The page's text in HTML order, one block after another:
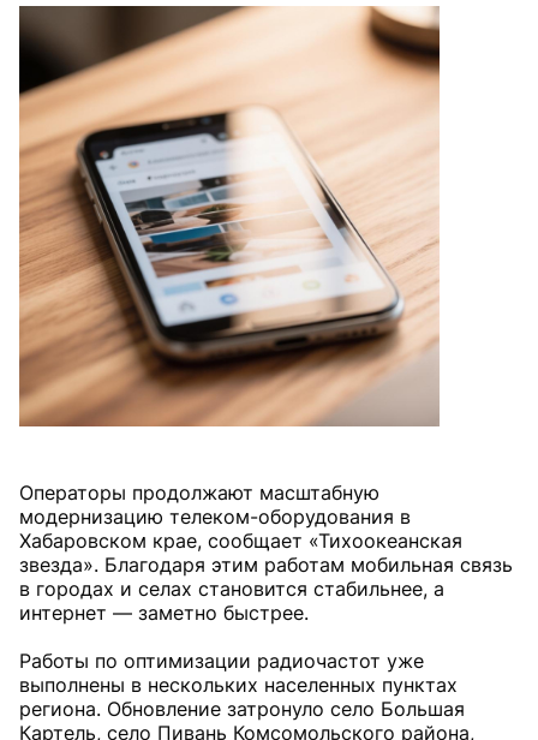
Операторы продолжают масштабную
модернизацию телеком-оборудования в
Хабаровском крае, сообщает «Тихоокеанская
звезда». Благодаря этим работам мобильная связь
в городах и селах становится стабильнее, а
интернет — заметно быстрее.
Работы по оптимизации радиочастот уже
выполнены в нескольких населенных пунктах
региона. Обновление затронуло село Большая
Картель, село Пивань Комсомольского района,